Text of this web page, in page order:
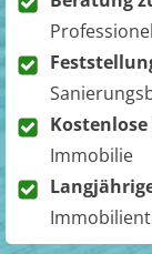
Immobilie